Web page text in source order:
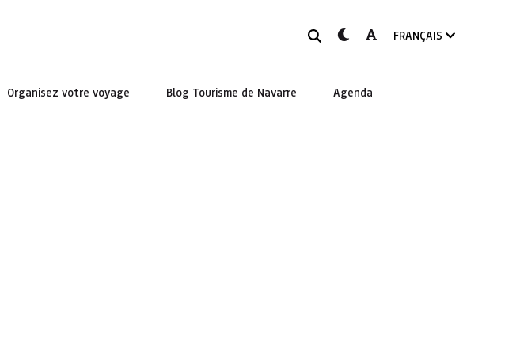
Rechercher
dark-mode
A-modeFRANÇAIS
Organisez votre voyage Blog Tourisme de Navarre Agenda